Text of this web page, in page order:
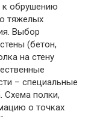
к обрушению
тяжелых
Выбор
(бетон,
на стену
– специальные
Схема полки,
о точках